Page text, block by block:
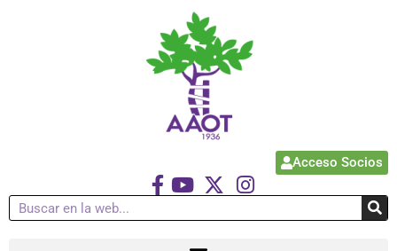
Acceso Socios